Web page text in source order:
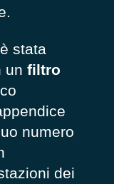
stata
un filtro
numero
dei